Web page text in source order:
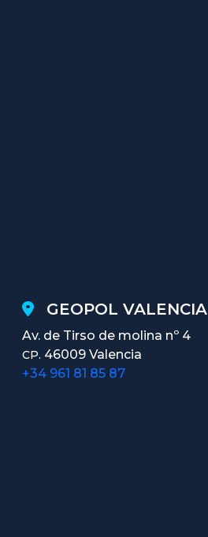
GEOPOL VALENCIA
Av. de Tirso de molina nº 4
CP. 46009 Valencia
+34 961 81 85 87